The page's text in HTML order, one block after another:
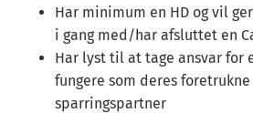
Har minimum en HD og vil
i gang med/har afsluttet en
Har lyst til at tage ansvar for
fungere som deres
sparringspartner